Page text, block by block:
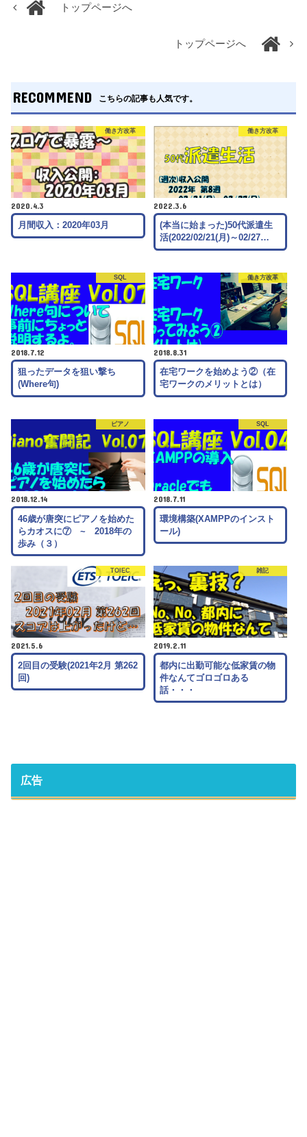
トップページへ
トップページへ
RECOMMEND こちらの記事も人気です。
働き方改革
2020.4.3
月間収入：2020年03月
働き方改革
2022.3.6
(本当に始まった)50代派遣生
活(2022/02/21(月)～02/27…
SQL
2018.7.12
狙ったデータを狙い撃ち
(Where句)
働き方改革
2018.8.31
在宅ワークを始めよう②（在
宅ワークのメリットとは）
ピアノ
2018.12.14
46歳が唐突にピアノを始めた
らカオスに⑦ ~ 2018年の
歩み（３）
SQL
2018.7.11
環境構築(XAMPPのインスト
ール)
TOIEC
2021.5.6
2回目の受験(2021年2月 第262
回)
雑記
2019.2.11
都内に出勤可能な低家賃の物
件なんてゴロゴロある
話・・・
広告